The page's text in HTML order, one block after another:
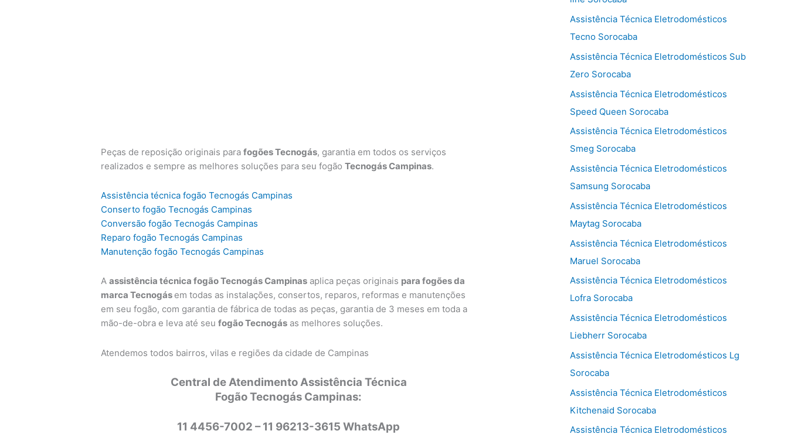
Peças de reposição originais parafogões Tecnogás, garantia em todos os serviços
realizados e sempre as melhores soluções para seu fogãoTecnogás Campinas.
Assistência técnica fogão Tecnogás Campinas
Conserto fogão Tecnogás Campinas
Conversão fogão Tecnogás Campinas
Reparo fogão Tecnogás Campinas
Manutenção fogão Tecnogás Campinas
Aassistência técnica fogão Tecnogás Campinas aplica peças originais para fogões da
marca Tecnogás em todas as instalações, consertos, reparos, reformas e manutenções
em seu fogão, com garantia de fábrica de todas as peças, garantia de 3 meses em toda a
mão-de-obra e leva até seufogão Tecnogás as melhores soluções.
Atendemos todos bairros, vilas e regiões da cidade de Campinas
Central de Atendimento Assistência Técnica
Fogão Tecnogás Campinas:
11 4456-7002 – 11 96213-3615 WhatsApp
Assistência Técnica Eletrodomésticos
Tecno Sorocaba
Assistência Técnica Eletrodomésticos Sub
Zero Sorocaba
Assistência Técnica Eletrodomésticos
Speed Queen Sorocaba
Assistência Técnica Eletrodomésticos
Smeg Sorocaba
Assistência Técnica Eletrodomésticos
Samsung Sorocaba
Assistência Técnica Eletrodomésticos
Maytag Sorocaba
Assistência Técnica Eletrodomésticos
Maruel Sorocaba
Assistência Técnica Eletrodomésticos
Lofra Sorocaba
Assistência Técnica Eletrodomésticos
Liebherr Sorocaba
Assistência Técnica Eletrodomésticos Lg
Sorocaba
Assistência Técnica Eletrodomésticos
Kitchenaid Sorocaba
Assistência Técnica Eletrodomésticos